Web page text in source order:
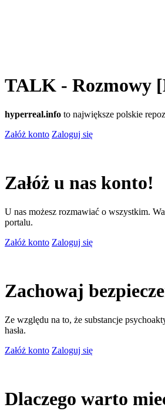
TALK - Rozmowy
hyperreal.info to największe polskie
Załóż konto Zaloguj się
Załóż u nas konto!
U nas możesz rozmawiać o wszystkim.
portalu.
Załóż konto Zaloguj się
Zachowaj
Ze względu na to, że substancje
hasła.
Załóż konto Zaloguj się
Dlaczego warto